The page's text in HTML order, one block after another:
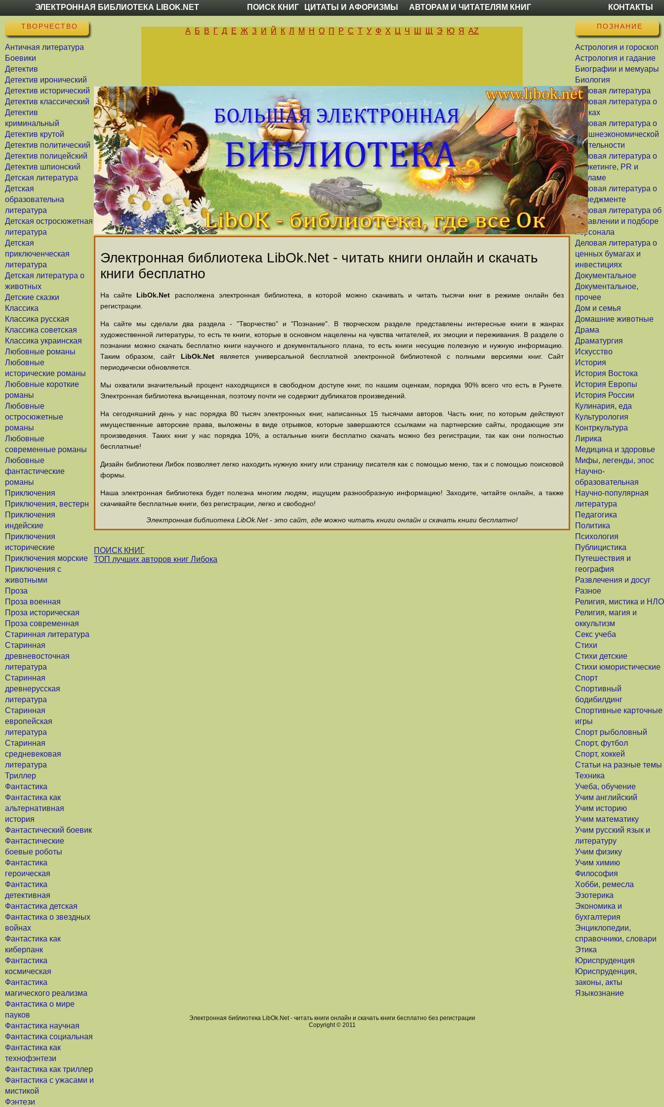
ЭЛЕКТРОННАЯ БИБЛИОТЕКА LIBOK.NET ПОИСК КНИГ ЦИТАТЫ И АФОРИЗМЫ АВТОРАМ И ЧИТАТЕЛЯМ КНИГ КОНТАКТЫ
ТВОРЧЕСТВО
Античная литература
Боевики
Детектив
Детектив иронический
Детектив исторический
Детектив классический
Детектив
криминальный
Детектив крутой
Детектив политический
Детектив полицейский
Детектив шпионский
Детская литература
Детская
образовательна
литература
Детская остросюжетная
литература
Детская
приключенческая
литература
Детская литература о
животных
Детские сказки
Классика
Классика русская
Классика советская
Классика украинская
Любовные романы
Любовные
исторические романы
Любовные короткие
романы
Любовные
остросюжетные
романы
Любовные
современные романы
Любовные
фантастические
романы
Приключения
Приключения, вестерн
Приключения
индейские
Приключения
исторические
Приключения морские
Приключения с
животными
Проза
Проза военная
Проза историческая
Проза современная
Старинная литература
Старинная
древневосточная
литература
Старинная
древнерусская
литература
Старинная
европейская
литература
Старинная
средневековая
литература
Триллер
Фантастика
Фантастика как
альтернативная
история
Фантастический боевик
Фантастические
боевые роботы
Фантастика
героическая
Фантастика
детективная
Фантастика детская
Фантастика о звездных
войнах
Фантастика как
киберпанк
Фантастика
космическая
Фантастика
магического реализма
Фантастика о мире
пауков
Фантастика научная
Фантастика социальная
Фантастика как
технофэнтези
Фантастика как триллер
Фантастика с ужасами и
мистикой
Фэнтези
ПОЗНАНИЕ
Астрология и гороскоп
Астрология и гадание
Биографии и мемуары
Биология
Деловая литература
Деловая литература о
банках
Деловая литература о
внешнеэкономической
деятельности
Деловая литература о
маркетинге, PR и
рекламе
Деловая литература о
менеджменте
Деловая литература об
управлении и подборе
персонала
Деловая литература о
ценных бумагах и
инвестициях
Документальное
Документальное,
прочее
Дом и семья
Домашние животные
Драма
Драматургия
Искусство
История
История Востока
История Европы
История России
Кулинария, еда
Культурология
Контркультура
Лирика
Медицина и здоровье
Мифы, легенды, эпос
Научно-
образовательная
Научно-популярная
литература
Педагогика
Политика
Психология
Публицистика
Путешествия и
география
Развлечения и досуг
Разное
Религия, мистика и НЛО
Религия, магия и
оккультизм
Секс учеба
Стихи
Стихи детские
Стихи юмористические
Спорт
Спортивный
бодибилдинг
Спортивные карточные
игры
Спорт рыболовный
Спорт, футбол
Спорт, хоккей
Статьи на разные темы
Техника
Учеба, обучение
Учим английский
Учим историю
Учим математику
Учим русский язык и
литературу
Учим физику
Учим химию
Философия
Хобби, ремесла
Эзотерика
Экономика и
бухгалтерия
Энциклопедии,
справочники, словари
Этика
Юриспруденция
Юриспруденция,
законы, акты
Языкознание
А Б В Г Д Е Ж З И Й К Л М Н О П Р С Т У Ф Х Ц Ч Ш Щ Э Ю Я AZ
Электронная библиотека LibOk.Net - читать книги онлайн и скачать
книги бесплатно
На сайте LibOk.Net располжена электронная библиотека, в которой можно скачивать и читать тысячи книг в режиме онлайн без
регистрации.
На сайте мы сделали два раздела - "Творчество" и "Познание". В творческом разделе представлены интересные книги в жанрах
художественной литературы, то есть те книги, которые в основном нацелены на чувства читателей, их эмоции и переживания. В разделе о
познании можно скачать бесплатно книги научного и документального плана, то есть книги несущие полезную и нужную информацию.
Таким образом, сайт LibOk.Netявляется универсальной бесплатной электронной библиотекой с полными версиями книг. Сайт
периодически обновляется.
Мы охватили значительный процент находящихся в свободном доступе книг, по нашим оценкам, порядка 90% всего что есть в Рунете.
Электронная библиотека вычищенная, поэтому почти не содержит дубликатов произведений.
На сегодняшний день у нас порядка 80 тысяч электронных книг, написанных 15 тысячами авторов. Часть книг, по которым действуют
имущественные авторские права, выложены в виде отрывков, которые завершаются ссылками на партнерские сайты, продающие эти
произведения. Таких книг у нас порядка 10%, а остальные книги бесплатно скачать можно без регистрации, так как они полностью
бесплатные!
Дизайн библиотеки Либок позволяет легко находить нужную книгу или страницу писателя как с помощью меню, так и с помощью поисковой
формы.
Наша электронная библиотека будет полезна многим людям, ищущим разнообразную информацию! Заходите, читайте онлайн, а также
скачивайте бесплатные книги, без регистрации, легко и свободно!
Электронная библиотека LibOk.Net - это сайт, где можно читать книги онлайн и скачать книги бесплатно!
ПОИСК КНИГ
ТОП лучших авторов книг Либока
Электронная библиотека LibOk.Net - читать книги онлайн и скачать книги бесплатно без регистрации
Copyright © 2011